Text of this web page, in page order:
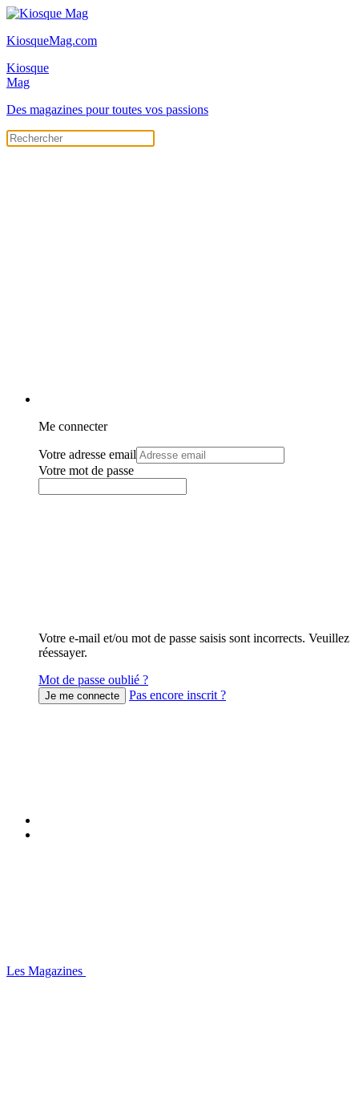
KiosqueMag.com
Kiosque
Mag
Des magazines pour toutes vos passions
Me connecter
Votre adresse email
Votre mot de passe
Votre e-mail et/ou mot de passe saisis sont incorrects. Veuillez
réessayer.
Mot de passe oublié ?
Pas encore inscrit ?
Les Magazines